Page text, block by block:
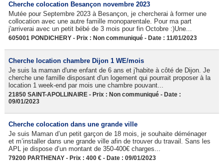
Cherche colocation Besançon novembre 2023
Mutée pour Septembre 2023 à Besançon, je chercherai à former une
collocation avec une autre famille monoparentale. Pour ma part
j'arriverai avec un petit bébé de 3 mois pour fin Octobre :)Une...
605001 PONDICHERY - Prix : Non communiqué - Date : 11/01/2023
Cherche location chambre Dijon 1 WE/mois
Je suis la maman d'une enfant de 6 ans et j'habite à côté de Dijon. Je
cherche une famille disposant d'un logement qui pourrait proposer à la
location 1 week-end par mois une chambre pouvant...
21850 SAINT-APOLLINAIRE - Prix : Non communiqué - Date :
09/01/2023
Cherche colocation dans une grande ville
Je suis Maman d’un petit garçon de 18 mois, je souhaite déménager
et m’installer dans une grande ville afin de trouver du travail. Sans les
APL je dispose d’un montant de 350-400€ charges...
79200 PARTHENAY - Prix : 400 € - Date : 09/01/2023